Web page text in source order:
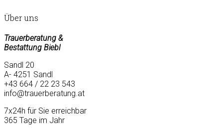
Über uns
Trauerberatung &
Bestattung Biebl
Sandl 20
A- 4251 Sandl
+43 664 / 22 23 543
info@trauerberatung.at
7x24h für Sie erreichbar
365 Tage im Jahr